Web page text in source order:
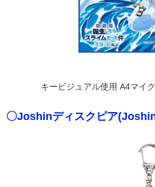
キービジュアル使用 A4マイ
〇Joshinディスクピア